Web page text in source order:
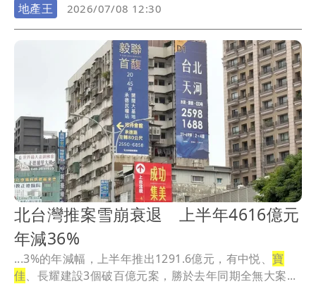
地產王 2026/07/08 12:30
北台灣推案雪崩衰退 上半年4616億元
年減36%
...3%的年減幅，上半年推出1291.6億元，有中悦、寶
佳、長耀建設3個破百億元案，勝於去年同期全無大案...